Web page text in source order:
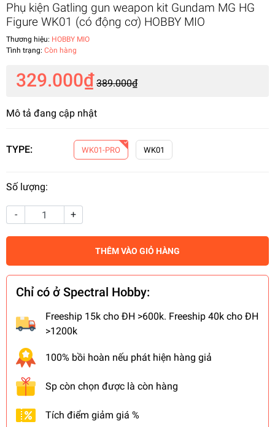
Phụ kiện Gatling gun weapon kit Gundam MG HG
Figure WK01 (có động cơ) HOBBY MIO
Thương hiệu: HOBBY MIO
Tình trạng: Còn hàng
329.000₫ 389.000₫
Mô tả đang cập nhật
TYPE: WK01-PRO WK01
Số lượng:
- +
THÊM VÀO GIỎ HÀNG
Chỉ có ở Spectral Hobby:
Freeship 15k cho ĐH >600k. Freeship 40k cho ĐH
>1200k
100% bồi hoàn nếu phát hiện hàng giả
Sp còn chọn được là còn hàng
Tích điểm giảm giá %